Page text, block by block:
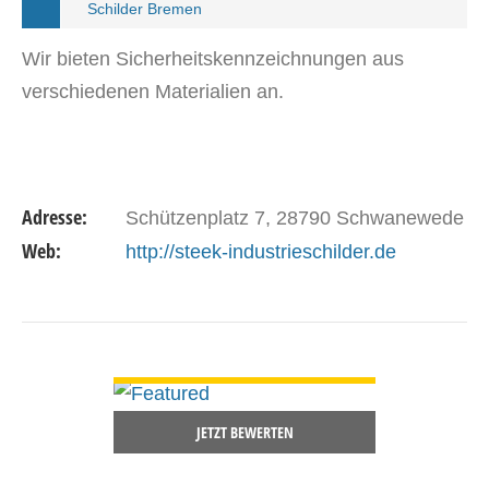
Schilder Bremen
Wir bieten Sicherheitskennzeichnungen aus
verschiedenen Materialien an.
Adresse: Schützenplatz 7, 28790 Schwanewede
Web: http://steek-industrieschilder.de
JETZT BEWERTEN